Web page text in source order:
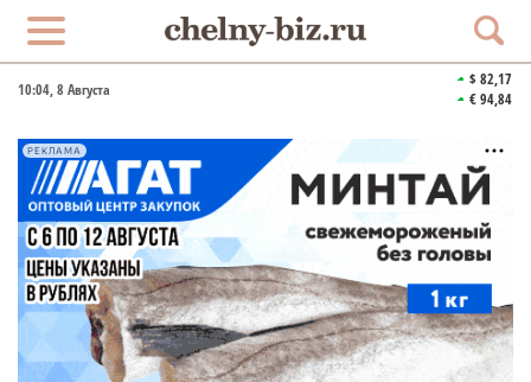
10:04, 8 Августа
$ 82,17
€ 94,84
РЕКЛАМА